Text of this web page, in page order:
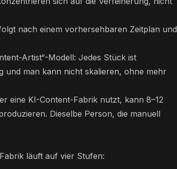
nach einem vorhersehbaren Zeitplan und
Artist“-Modell: Jedes Stück ist
und man kann nicht skalieren, ohne mehr
eine KI-Content-Fabrik nutzt, kann 8–12
Dieselbe Person, die manuell
läuft auf vier Stufen: